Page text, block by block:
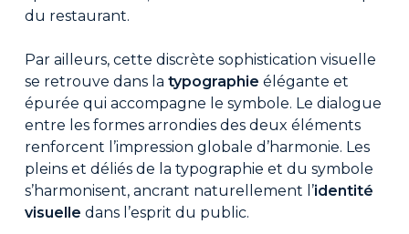
du restaurant.
Par ailleurs, cette discrète sophistication visuelle
se retrouve dans la typographie élégante et
épurée qui accompagne le symbole. Le dialogue
entre les formes arrondies des deux éléments
renforcent l’impression globale d’harmonie. Les
pleins et déliés de la typographie et du symbole
s’harmonisent, ancrant naturellement l’identité
visuelle dans l’esprit du public.